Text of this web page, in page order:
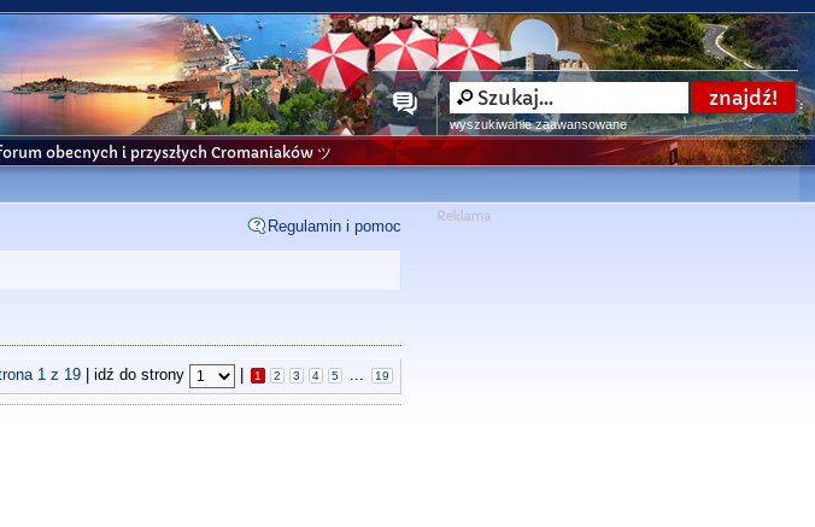
wyszukiwanie zaawansowane
obecnych i przyszłych Cromaniaków ツ
Regulamin i pomoc
1z 19| idź do strony 1 2 3 4 5 ... 19